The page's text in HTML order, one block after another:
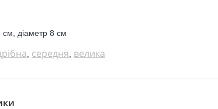
діаметр 8 см
середня велика